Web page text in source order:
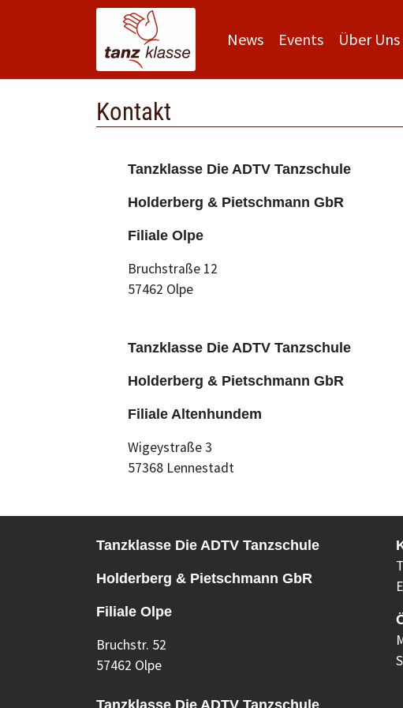
News Events Über Uns
Kontakt
Tanzklasse Die ADTV Tanzschule
Holderberg & Pietschmann GbR
Filiale Olpe
Bruchstraße 12
57462 Olpe
Tanzklasse Die ADTV Tanzschule
Holderberg & Pietschmann GbR
Filiale Altenhundem
Wigeystraße 3
57368 Lennestadt
Tanzklasse Die ADTV Tanzschule
Holderberg & Pietschmann GbR
Filiale Olpe
Bruchstr. 52
57462 Olpe
Tanzklasse Die ADTV Tanzschule